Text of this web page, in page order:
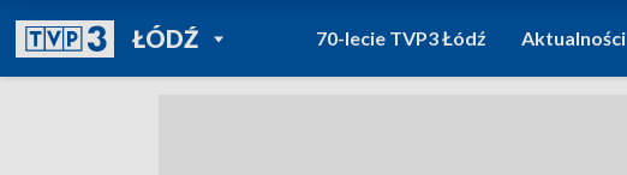
ŁÓDŹPOWRÓT DO
TVP REGIONY
70-lecie TVP3 Łódź Aktualności